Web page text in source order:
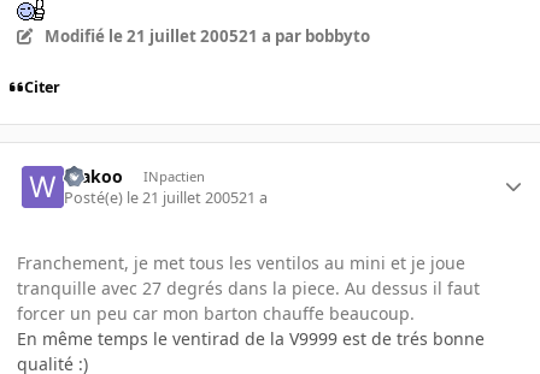
Modifié le 21 juillet 200521 a par bobbyto
Citer
Wakoo INpactien
Posté(e) le 21 juillet 200521 a
Franchement, je met tous les ventilos au mini et je joue
tranquille avec 27 degrés dans la piece. Au dessus il faut
forcer un peu car mon barton chauffe beaucoup.
En même temps le ventirad de la V9999 est de trés bonne
qualité :)